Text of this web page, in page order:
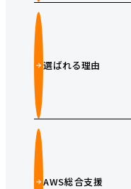
選ばれる理由
AWS総合支援